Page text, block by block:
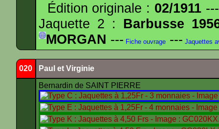
Édition originale : 02/1911
Jaquette 2 : Barbusse
MORGAN --- Fiche ouvrage --- Jaquettes
020 Paul et Virginie
Bernardin de SAINT PIERRE